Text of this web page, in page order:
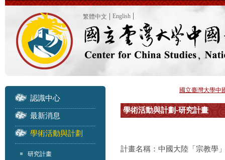
繁體中文 English
認識中心
最新消息
學術活動與計劃
研究計畫
國立臺灣大學中
學術活動與計劃-研究計畫
計畫名稱：中國大陸「宗教學